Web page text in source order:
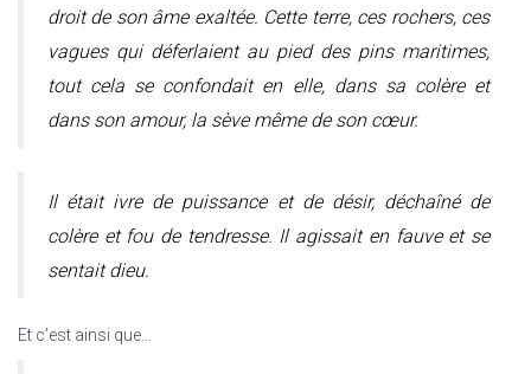
droit de son âme exaltée. Cette terre, ces rochers, ces
vagues qui déferlaient au pied des pins maritimes,
tout cela se confondait en elle, dans sa colère et
dans son amour, la sève même de son cœur.
Il était ivre de puissance et de désir, déchaîné de
colère et fou de tendresse. Il agissait en fauve et se
sentait dieu.
Et c’est ainsi que…